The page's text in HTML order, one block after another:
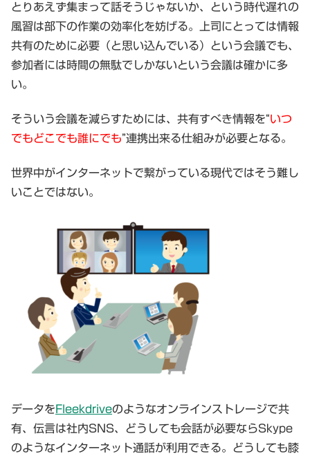
とりあえず集まって話そうじゃないか、という時代遅れの
風習は部下の作業の効率化を妨げる。上司にとっては情報
共有のために必要（と思い込んでいる）という会議でも、
参加者には時間の無駄でしかないという会議は確かに多
い。
そういう会議を減らすためには、共有すべき情報を“いつ
でもどこでも誰にでも”連携出来る仕組みが必要となる。
世界中がインターネットで繋がっている現代ではそう難し
いことではない。
データをFleekdriveのようなオンラインストレージで共
有、伝言は社内SNS、どうしても会話が必要ならSkype
のようなインターネット通話が利用できる。どうしても膝